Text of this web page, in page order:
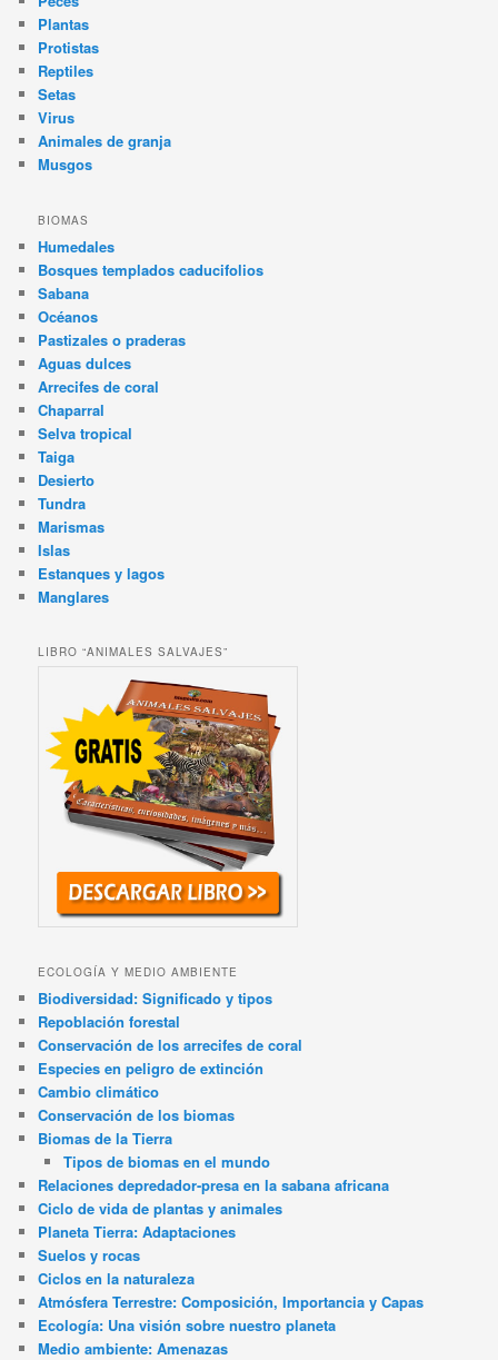
Plantas
Protistas
Reptiles
Setas
Virus
Animales de granja
Musgos
BIOMAS
Humedales
Bosques templados caducifolios
Sabana
Océanos
Pastizales o praderas
Aguas dulces
Arrecifes de coral
Chaparral
Selva tropical
Taiga
Desierto
Tundra
Marismas
Islas
Estanques y lagos
Manglares
LIBRO “ANIMALES SALVAJES”
ECOLOGÍA Y MEDIO AMBIENTE
Biodiversidad: Significado y tipos
Repoblación forestal
Conservación de los arrecifes de coral
Especies en peligro de extinción
Cambio climático
Conservación de los biomas
Biomas de la Tierra
Tipos de biomas en el mundo
Relaciones depredador-presa en la sabana africana
Ciclo de vida de plantas y animales
Planeta Tierra: Adaptaciones
Suelos y rocas
Ciclos en la naturaleza
Atmósfera Terrestre: Composición, Importancia y Capas
Ecología: Una visión sobre nuestro planeta
Medio ambiente: Amenazas